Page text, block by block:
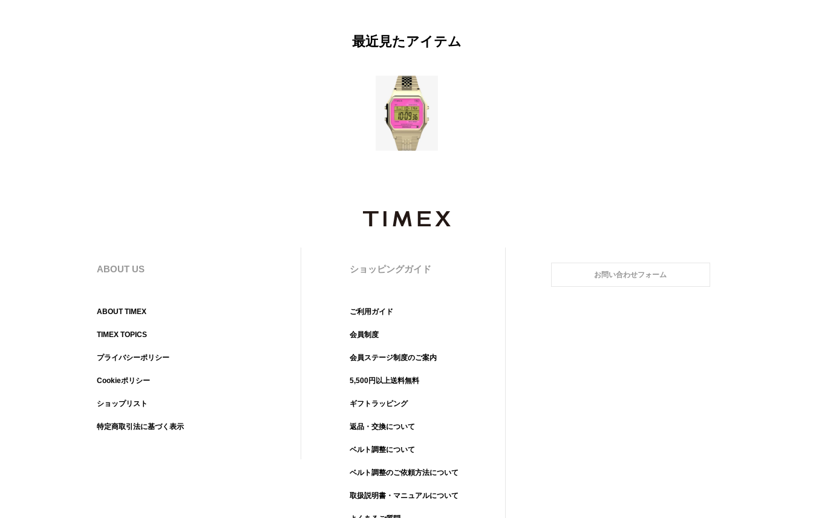
最近見たアイテム
ABOUT US
ABOUT TIMEX
TIMEX TOPICS
プライバシーポリシー
Cookieポリシー
ショップリスト
特定商取引法に基づく表示
ショッピングガイド
ご利用ガイド
会員制度
会員ステージ制度のご案内
5,500円以上送料無料
ギフトラッピング
返品・交換について
ベルト調整について
ベルト調整のご依頼方法について
取扱説明書・マニュアルについて
お問い合わせフォーム